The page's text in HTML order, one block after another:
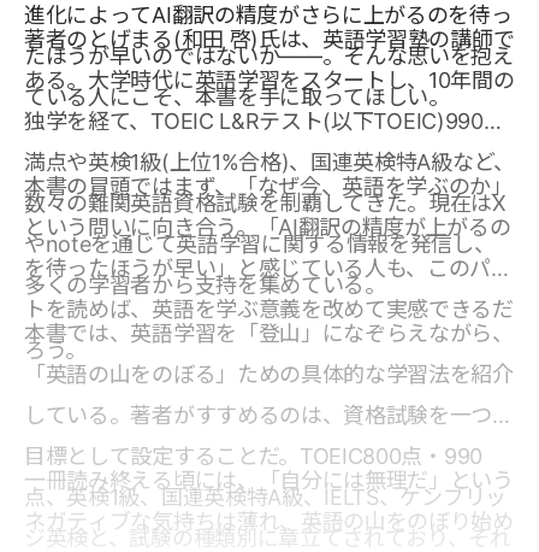
進化によってAI翻訳の精度がさらに上がるのを待っ
たほうが早いのではないか――。そんな思いを抱え
ている人にこそ、本書を手に取ってほしい。
著者のとげまる(和田 啓)氏は、英語学習塾の講師で
ある。大学時代に英語学習をスタートし、10年間の
独学を経て、TOEIC L&Rテスト(以下TOEIC)990点
満点や英検1級(上位1%合格)、国連英検特A級など、
数々の難関英語資格試験を制覇してきた。現在はX
やnoteを通じて英語学習に関する情報を発信し、
多くの学習者から支持を集めている。
本書の冒頭ではまず、「なぜ今、英語を学ぶのか」
という問いに向き合う。「AI翻訳の精度が上がるの
を待ったほうが早い」と感じている人も、このパー
トを読めば、英語を学ぶ意義を改めて実感できるだ
ろう。
本書では、英語学習を「登山」になぞらえながら、
「英語の山をのぼる」ための具体的な学習法を紹介
している。著者がすすめるのは、資格試験を一つの
目標として設定することだ。TOEIC800点・990
点、英検1級、国連英検特A級、IELTS、ケンブリッ
ジ英検と、試験の種類別に章立てされており、それ
一冊読み終える頃には、「自分には無理だ」という
ネガティブな気持ちは薄れ、英語の山をのぼり始め